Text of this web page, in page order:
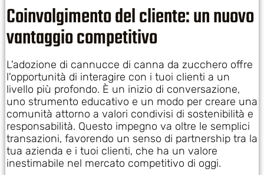
Coinvolgimento del cliente: un nuovo
vantaggio competitivo
L'adozione di cannucce di canna da zucchero offre
l'opportunità di interagire con i tuoi clienti a un
livello più profondo. È un inizio di conversazione,
uno strumento educativo e un modo per creare una
comunità attorno a valori condivisi di sostenibilità e
responsabilità. Questo impegno va oltre le semplici
transazioni, favorendo un senso di partnership tra la
tua azienda e i tuoi clienti, che ha un valore
inestimabile nel mercato competitivo di oggi.